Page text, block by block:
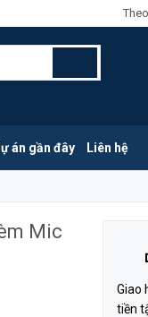
án gần đây Liên hệ
Mic
Giao
tiền